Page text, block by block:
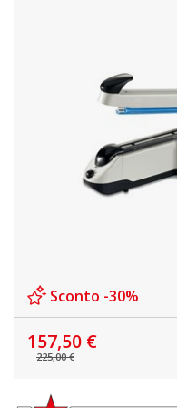
Sconto -30%
157,50 €
225,00 €